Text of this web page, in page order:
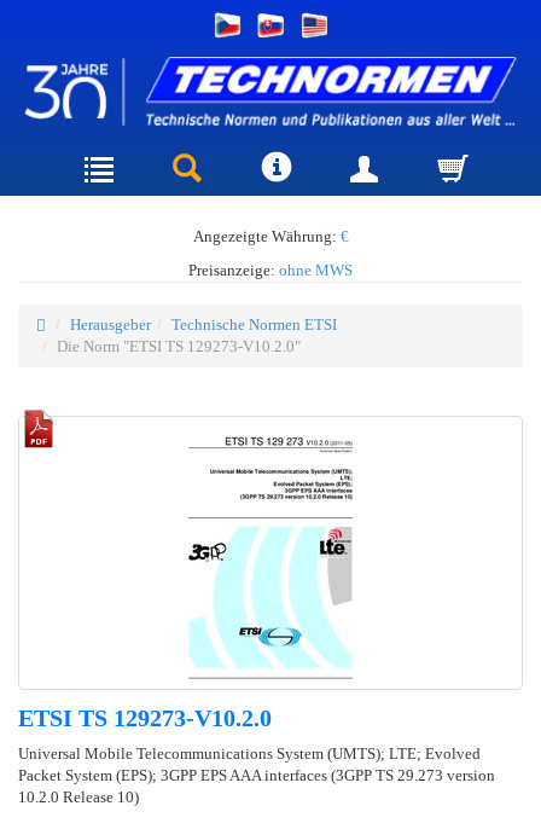
Angezeigte Währung: €
Preisanzeige: ohne MWS
Herausgeber
Technische Normen ETSI
Die Norm "ETSI TS 129273-V10.2.0"
ETSI TS 129273-V10.2.0
Universal Mobile Telecommunications System (UMTS); LTE; Evolved
Packet System (EPS); 3GPP EPS AAA interfaces (3GPP TS 29.273 version
10.2.0 Release 10)